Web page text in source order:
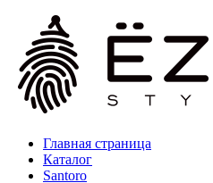
Главная страница
Каталог
Santoro